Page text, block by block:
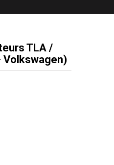
TLA /
Volkswagen)